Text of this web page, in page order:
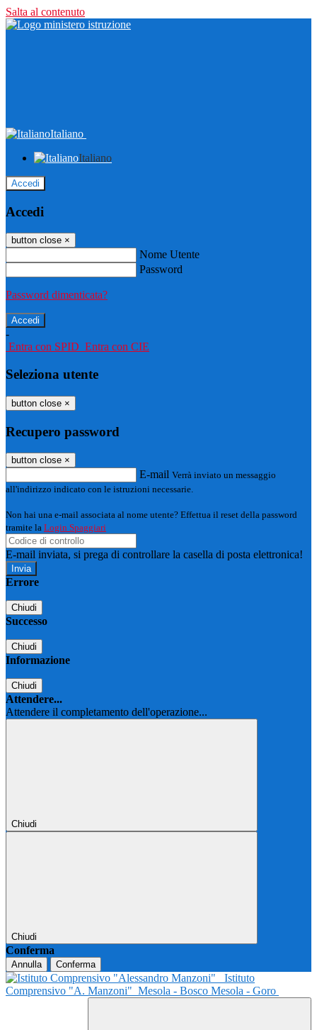
Salta al contenuto
Italiano
Italiano
Accedi
Accedi
button close ×
Nome Utente
Password
Password dimenticata?
-
Entra con SPID Entra con CIE
Seleziona utente
button close ×
Recupero password
button close ×
E-mail Verrà inviato un messaggio
all'indirizzo indicato con le istruzioni necessarie.
Non hai una e-mail associata al nome utente? Effettua il reset della password
tramite la Login Spaggiari
E-mail inviata, si prega di controllare la casella di posta elettronica!
Errore
Chiudi
Successo
Chiudi
Informazione
Chiudi
Attendere...
Attendere il completamento dell'operazione...
Chiudi
Chiudi
Conferma
Annulla Conferma
Istituto
Comprensivo "A. Manzoni" Mesola - Bosco Mesola - Goro